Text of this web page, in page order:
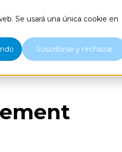
Se usará una única cookie en
Suscribirse y rechazar
Nosotros